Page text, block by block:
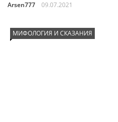
Arsen777 09.07.2021
МИФОЛОГИЯ И СКАЗАНИЯ